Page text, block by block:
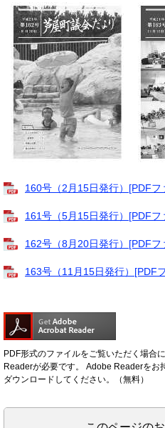
160号（2月15日発行）[PDFフ
161号（5月15日発行）[PDFフ
162号（8月20日発行）[PDFフ
163号（11月15日発行）[PDF
PDF形式のファイルをご覧いただく場合
Readerが必要です。
Adobe Readerをお
ダウンロードしてください。（無料）